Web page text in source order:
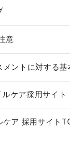
意
メントに対する基
ケア採用サイト
ケア 採用サイト